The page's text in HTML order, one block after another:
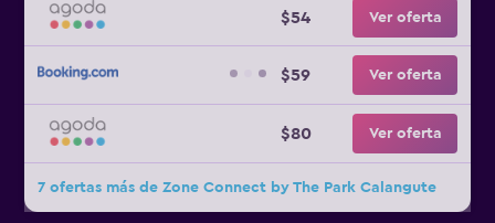
$54 Ver oferta
$59 Ver oferta
$80 Ver oferta
7 ofertas más de Zone Connect by The Park Calangute